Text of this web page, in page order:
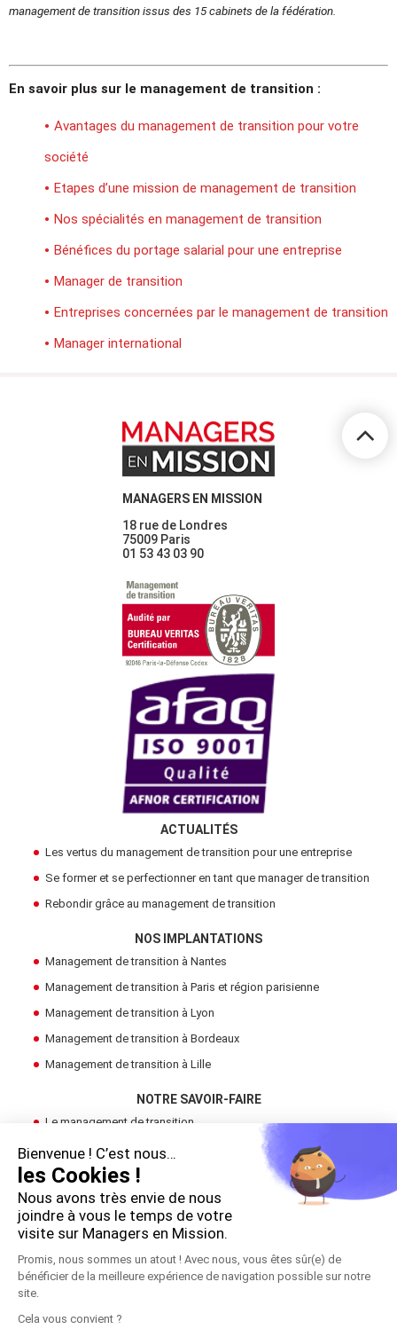
management de transition issus des 15 cabinets de la fédération.
En savoir plus sur le management de transition :
Avantages du management de transition pour votre
société
Etapes d’une mission de management de transition
Nos spécialités en management de transition
Bénéfices du portage salarial pour une entreprise
Manager de transition
Entreprises concernées par le management de transition
Manager international
!
MANAGERS EN MISSION
18 rue de Londres
75009 Paris
01 53 43 03 90
ACTUALITÉS
Les vertus du management de transition pour une entreprise
Se former et se perfectionner en tant que manager de transition
Rebondir grâce au management de transition
NOS IMPLANTATIONS
Management de transition à Nantes
Management de transition à Paris et région parisienne
Management de transition à Lyon
Management de transition à Bordeaux
Management de transition à Lille
NOTRE SAVOIR-FAIRE
Le management de transition
Devenir Manager de Transition
Trouver un manager de transition
LE GROUPE
Cadres en Mission
Bienvenue ! C’est nous…
les Cookies !
Nous avons très envie de nous
joindre à vous le temps de votre
visite sur Managers en Mission.
Promis, nous sommes un atout ! Avec nous, vous êtes sûr(e) de
bénéficier de la meilleure expérience de navigation possible sur notre
site.
Cela vous convient ?